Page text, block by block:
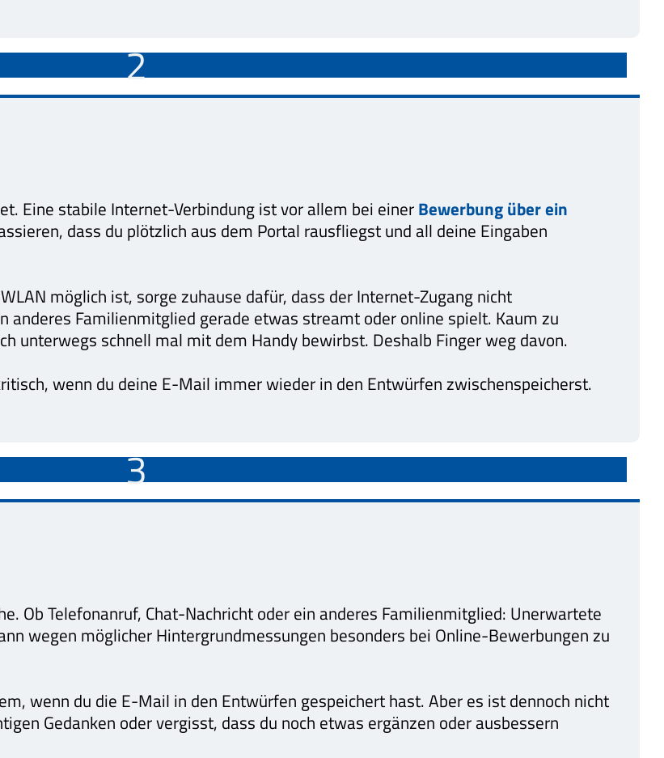
2
Eine stabile Internet-Verbindung ist vor allem bei einerBewerbung über ein
dass du plötzlich aus dem Portal rausfliegst und all deine Eingaben
möglich ist, sorge zuhause dafür, dass der Internet-Zugang nicht
anderes Familienmitglied gerade etwas streamt oder online spielt. Kaum zu
unterwegs schnell mal mit dem Handy bewirbst. Deshalb Finger weg davon.
wenn du deine E-Mail immer wieder in den Entwürfen zwischenspeicherst.
3
Ob Telefonanruf, Chat-Nachricht oder ein anderes Familienmitglied: Unerwartete
wegen möglicher Hintergrundmessungen besonders bei Online-Bewerbungen zu
wenn du die E-Mail in den Entwürfen gespeichert hast. Aber es ist dennoch nicht
Gedanken oder vergisst, dass du noch etwas ergänzen oder ausbessern